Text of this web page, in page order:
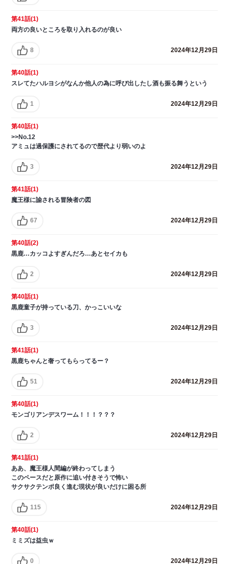
第41話(1)
両方の良いところを取り入れるのが良い
8 2024年12月29日
第40話(1)
スレてたハルヨシがなんか他人の為に呼び出したし酒も振る舞うという
1 2024年12月29日
第40話(1)
>>No.12
アミュは過保護にされてるので歴代より弱いのよ
3 2024年12月29日
第41話(1)
魔王様に諭される冒険者の図
67 2024年12月29日
第40話(2)
黒鹿…カッコよすぎんだろ…あとセイカも
2 2024年12月29日
第40話(1)
黒鹿童子が持っている刀、かっこいいな
3 2024年12月29日
第41話(1)
黒鹿ちゃんと奢ってもらってるー？
51 2024年12月29日
第40話(1)
モンゴリアンデスワーム！！！？？？
2 2024年12月29日
第41話(1)
ああ、魔王様人間編が終わってしまう
このペースだと原作に追い付きそうで怖い
サクサクテンポ良く進む現状が良いだけに困る所
115 2024年12月29日
第40話(1)
ミミズは益虫ｗ
0 2024年12月29日